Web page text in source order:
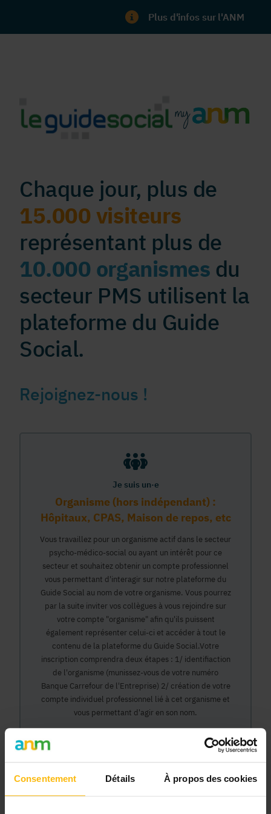
Consentement Détails À propos des cookies
Plus d'infos sur l'ANM
Chaque jour, plus de
15.000 visiteurs
représentant plus de
10.000 organismes du
secteur PMS utilisent la
plateforme du Guide
Social.
Rejoignez-nous !
Je suis un·e
Organisme (hors indépendant) :
Hôpitaux, CPAS, Maison de repos, etc
Vous travaillez pour un organisme actif dans le secteur
psycho-médico-social ou ayant un intérêt pour ce
secteur et souhaitez obtenir un compte professionnel
vous permettant d'interagir sur notre plateforme du
Guide Social au nom de votre organisme. Vous pourrez
par la suite inviter vos collègues à vous rejoindre sur
votre compte "organisme" afin qu'ils puissent
également représenter celui-ci et accéder à tout le
contenu de la plateforme du Guide Social.Votre
inscription comprendra deux étapes : 1/ identifiaction
de l'organisme (munissez-vous de votre numéro
Banque Carrefour de l'Entreprise) 2/ création de votre
compte individuel professionnel lié à cet organisme et
vous permettant d'agir en son nom.